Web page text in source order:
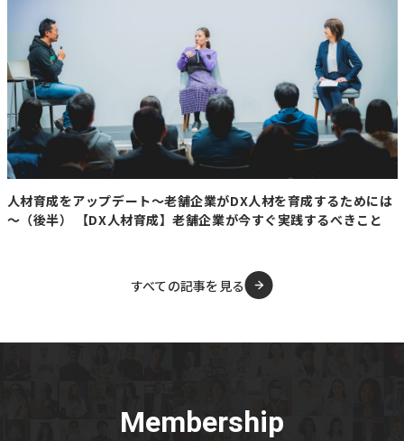
人材育成をアップデート～老舗企業がDX人材を育成するためには
～（後半） 【DX人材育成】老舗企業が今すぐ実践するべきこと
すべての記事を見る
Membership